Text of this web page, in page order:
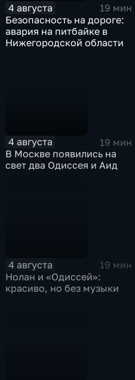
4 августа
19 мин
Безопасность на дороге:
авария на питбайке в
Нижегородской области
4 августа
19 мин
В Москве появились на
свет два Одиссея и Аид
4 августа
19 мин
Нолан и «Одиссей»:
красиво, но без музыки